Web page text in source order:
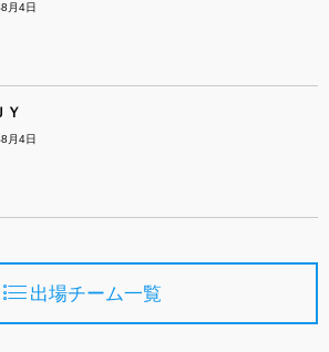
月4日
Ｙ
月4日
出場チーム一覧